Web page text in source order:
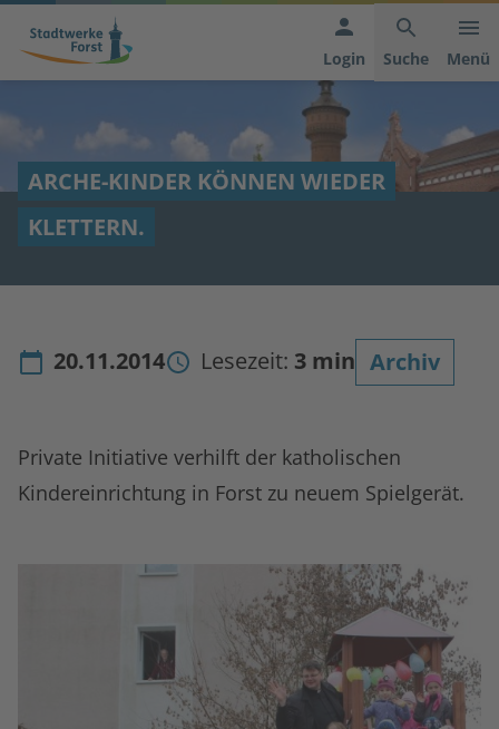
Hauptnavigation
anspringen
Inhaltsbereich
der
anspringen
Footer
anspringen
Login Suche Menü
ARCHE-KINDER KÖNNEN WIEDER
KLETTERN.
20.11.2014 Lesezeit: 3 min Archiv
Private Initiative verhilft der katholischen
Kindereinrichtung in Forst zu neuem Spielgerät.